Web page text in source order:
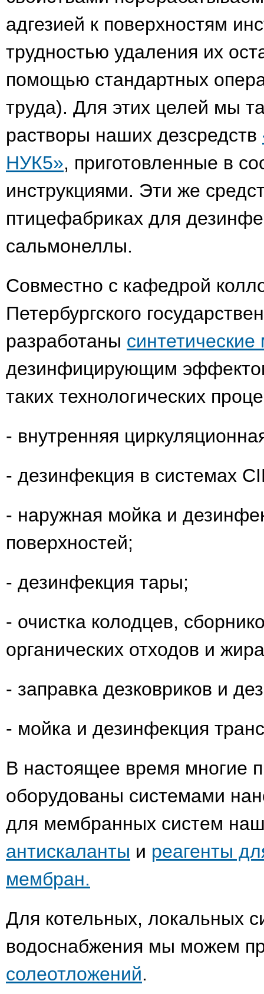
адгезией к поверхностям
трудностью удаления их
помощью стандартных
труда). Для этих целей мы
растворы наших дезсредств
НУК5», приготовленные в
инструкциями. Эти же
птицефабриках для
сальмонеллы.
Совместно с кафедрой
Петербургского
разработаны
дезинфицирующим
таких технологических
- внутренняя
- дезинфекция в системах
- наружная мойка и
поверхностей;
- дезинфекция тары;
- очистка колодцев,
органических отходов и
- заправка дезковриков и
- мойка и дезинфекция
В настоящее время многие
оборудованы системами
для мембранных систем
антискаланты и реагенты
мембран.
Для котельных, локальных
водоснабжения мы можем
солеотложений.